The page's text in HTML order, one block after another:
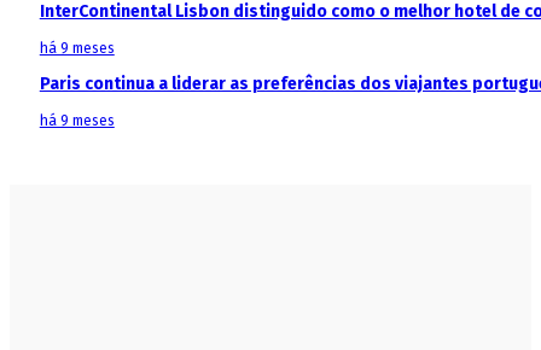
InterContinental Lisbon distinguido como o melhor hotel de
há 9 meses
Paris continua a liderar as preferências dos viajantes
há 9 meses